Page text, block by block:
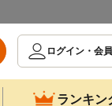
ログイン・会
ランキン